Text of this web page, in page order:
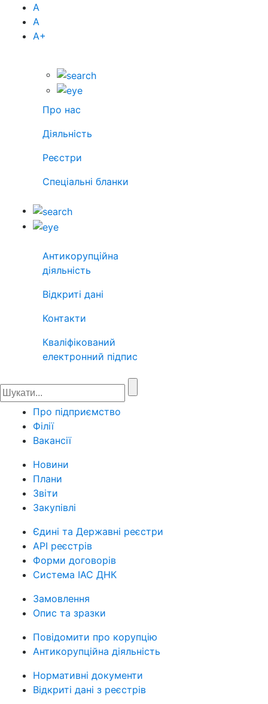
А
А
А+
Про нас
Діяльність
Реєстри
Спеціальні бланки
Антикорупційна
діяльність
Відкриті дані
Контакти
Кваліфікований
електронний підпис
Про підприємство
Філії
Вакансії
Новини
Плани
Звіти
Закупівлі
Єдині та Державні реєстри
API реєстрів
Форми договорів
Система ІАС ДНК
Замовлення
Опис та зразки
Повідомити про корупцію
Антикорупційна діяльність
Нормативні документи
Відкриті дані з реєстрів